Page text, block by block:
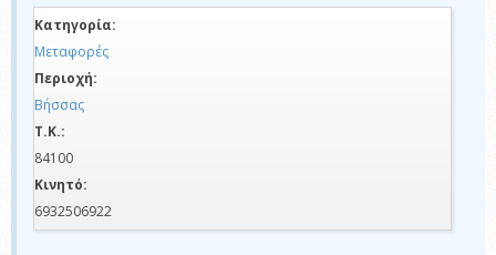
Κατηγορία:
Μεταφορές
Περιοχή:
Βήσσας
Τ.Κ.:
84100
Κινητό:
6932506922